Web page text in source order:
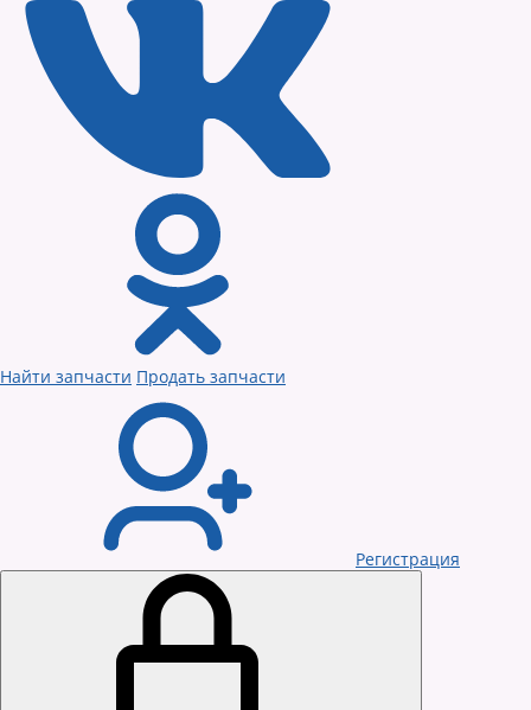
Найти запчасти Продать запчасти
Регистрация